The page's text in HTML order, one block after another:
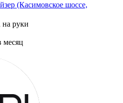
(Касимовское шоссе,
на руки
месяц